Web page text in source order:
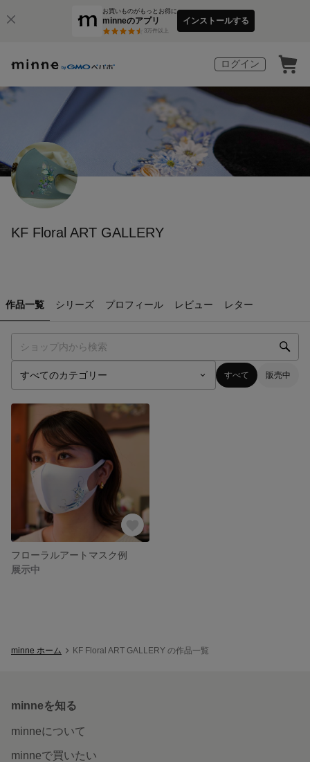
お買いものがもっとお得に
minneのアプリ
3万件以上
インストールする
ログイン
KF Floral ART GALLERY
作品一覧 シリーズ プロフィール レビュー レター
すべて 販売中
フローラルアートマスク例
展示中
minne ホーム KF Floral ART GALLERY の作品一覧
minneを知る
minneについて
minneで買いたい